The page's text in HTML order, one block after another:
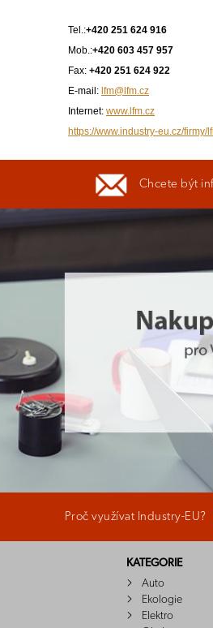
Tel.:+420 251 624 916
Mob.:+420 603 457 957
Fax: +420 251 624 922
E-mail: lfm@lfm.cz
Internet: www.lfm.cz
https://www.industry-eu.cz/firmy/
Chcete být
Proč využívat Industry-EU?
KATEGORIE
Auto
Ekologie
Elektro